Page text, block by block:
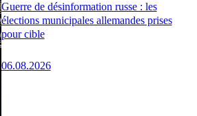
Guerre de désinformation russe : les
élections municipales allemandes prises
pour cible
06.08.2026